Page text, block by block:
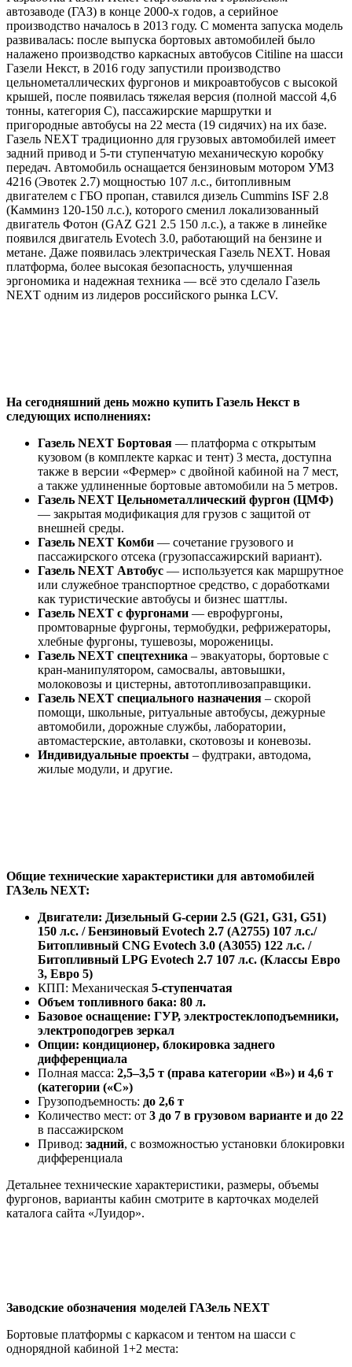
автозаводе (ГАЗ) в конце 2000-х годов, а серийное
производство началось в 2013 году. С момента запуска модель
развивалась: после выпуска бортовых автомобилей было
налажено производство каркасных автобусов Citiline на шасси
Газели Некст, в 2016 году запустили производство
цельнометаллических фургонов и микроавтобусов с высокой
крышей, после появилась тяжелая версия (полной массой 4,6
тонны, категория C), пассажирские маршрутки и
пригородные автобусы на 22 места (19 сидячих) на их базе.
Газель NEXT традиционно для грузовых автомобилей имеет
задний привод и 5-ти ступенчатую механическую коробку
передач. Автомобиль оснащается бензиновым мотором УМЗ
4216 (Эвотек 2.7) мощностью 107 л.с., битопливным
двигателем с ГБО пропан, ставился дизель Cummins ISF 2.8
(Камминз 120-150 л.с.), которого сменил локализованный
двигатель Фотон (GAZ G21 2.5 150 л.с.), а также в линейке
появился двигатель Evotech 3.0, работающий на бензине и
метане. Даже появилась электрическая Газель NEXT. Новая
платформа, более высокая безопасность, улучшенная
эргономика и надежная техника — всё это сделало Газель
NEXT одним из лидеров российского рынка LCV.
На сегодняшний день можно купить Газель Некст в
следующих исполнениях:
Газель NEXT Бортовая — платформа с открытым
кузовом (в комплекте каркас и тент) 3 места, доступна
также в версии «Фермер» с двойной кабиной на 7 мест,
а также удлиненные бортовые автомобили на 5 метров.
Газель NEXT Цельнометаллический фургон (ЦМФ)
— закрытая модификация для грузов с защитой от
внешней среды.
Газель NEXT Комби — сочетание грузового и
пассажирского отсека (грузопассажирский вариант).
Газель NEXT Автобус — используется как маршрутное
или служебное транспортное средство, с доработками
как туристические автобусы и бизнес шаттлы.
Газель NEXT с фургонами — еврофургоны,
промтоварные фургоны, термобудки, рефрижераторы,
хлебные фургоны, тушевозы, мороженицы.
Газель NEXT спецтехника – эвакуаторы, бортовые с
кран-манипулятором, самосвалы, автовышки,
молоковозы и цистерны, автотопливозаправщики.
Газель NEXT специального назначения – скорой
помощи, школьные, ритуальные автобусы, дежурные
автомобили, дорожные службы, лаборатории,
автомастерские, автолавки, скотовозы и коневозы.
Индивидуальные проекты – фудтраки, автодома,
жилые модули, и другие.
Общие технические характеристики для автомобилей
ГАЗель NEXT:
Двигатели: Дизельный G-серии 2.5 (G21, G31, G51)
150 л.с. / Бензиновый Evotech 2.7 (А2755) 107 л.с./
Битопливный CNG Evotech 3.0 (А3055) 122 л.с. /
Битопливный LPG Evotech 2.7 107 л.с. (Классы Евро
3, Евро 5)
КПП: Механическая 5-ступенчатая
Объем топливного бака: 80 л.
Базовое оснащение: ГУР, электростеклоподъемники,
электроподогрев зеркал
Опции: кондиционер, блокировка заднего
дифференциала
Полная масса: 2,5–3,5 т (права категории «B») и 4,6 т
(категории («C»)
Грузоподъемность: до 2,6 т
Количество мест: от 3 до 7 в грузовом варианте и до 22
в пассажирском
Привод: задний, с возможностью установки блокировки
дифференциала
Детальнее технические характеристики, размеры, объемы
фургонов, варианты кабин смотрите в карточках моделей
каталога сайта «Луидор».
Заводские обозначения моделей ГАЗель NEXT
Бортовые платформы с каркасом и тентом на шасси с
однорядной кабиной 1+2 места: